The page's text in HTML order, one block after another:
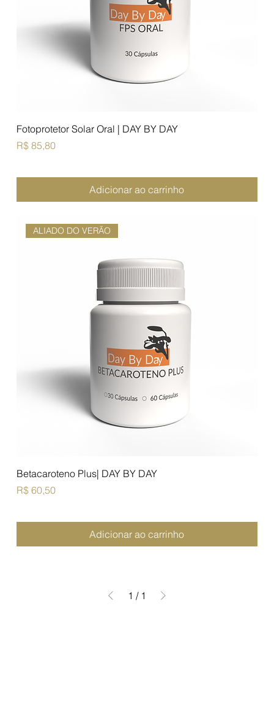
Fotoprotetor Solar Oral | DAY BY DAY
Preço
R$ 85,80
Adicionar ao carrinho
ALIADO DO VERÃO
Betacaroteno Plus| DAY BY DAY
Preço
R$ 60,50
Adicionar ao carrinho
1 / 1